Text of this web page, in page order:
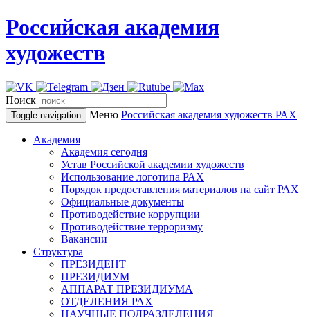
Российская академия
художеств
Поиск
Toggle navigation Меню Российская академия художеств РАХ
Академия
Академия сегодня
Устав Российской академии художеств
Использование логотипа РАХ
Порядок предоставления материалов на сайт РАХ
Официальные документы
Противодействие коррупции
Противодействие терроризму
Вакансии
Структура
ПРЕЗИДЕНТ
ПРЕЗИДИУМ
АППАРАТ ПРЕЗИДИУМА
ОТДЕЛЕНИЯ РАХ
НАУЧНЫЕ ПОДРАЗДЕЛЕНИЯ